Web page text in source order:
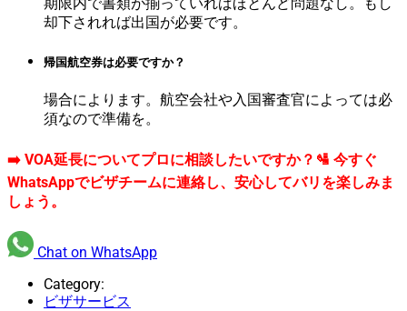
却下されれば出国が必要です。
帰国航空券は必要ですか？
場合によります。航空会社や入国審査官によっては必
須なので準備を。
➡️ VOA延長についてプロに相談したいですか？🛂 今すぐ
WhatsAppでビザチームに連絡し、安心してバリを楽しみま
しょう。
Chat on WhatsApp
Category:
ビザサービス